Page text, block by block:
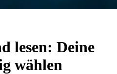
lesen: Deine
wählen